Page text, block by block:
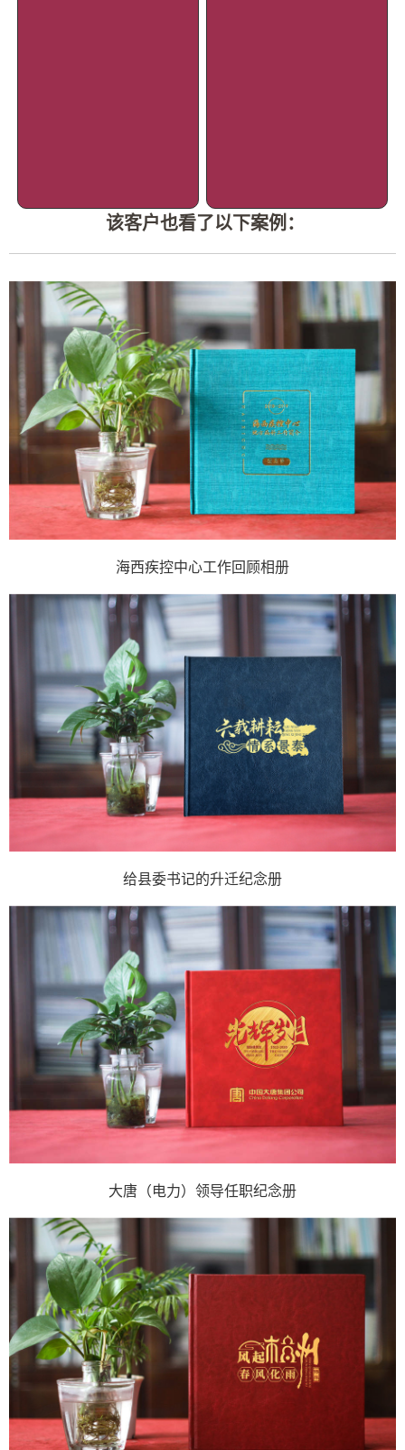
该客户也看了以下案例：
海西疾控中心工作回顾相册
给县委书记的升迁纪念册
大唐（电力）领导任职纪念册